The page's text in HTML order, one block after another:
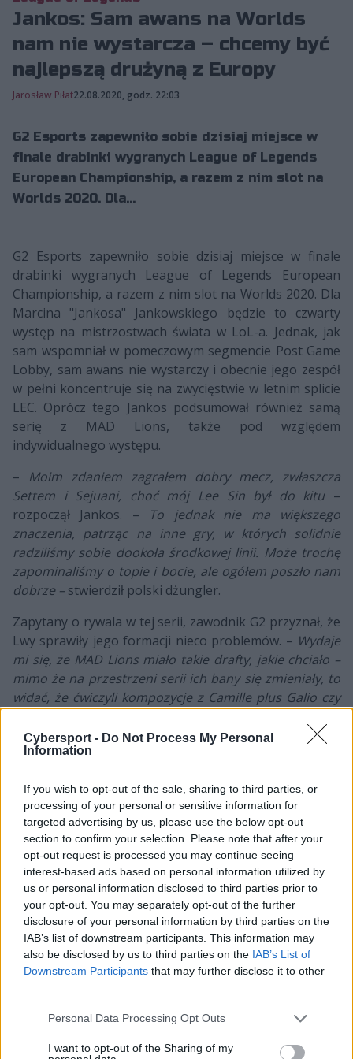
Cybersport - Do Not Process My Personal
Information
If you wish to opt-out of the sale, sharing to third parties, or
processing of your personal or sensitive information for
targeted advertising by us, please use the below opt-out
section to confirm your selection. Please note that after your
opt-out request is processed you may continue seeing
interest-based ads based on personal information utilized by
us or personal information disclosed to third parties prior to
your opt-out. You may separately opt-out of the further
disclosure of your personal information by third parties on the
IAB’s list of downstream participants. This information may
also be disclosed by us to third parties on the IAB’s List of
Downstream Participants that may further disclose it to other
Personal Data Processing Opt Outs
I want to opt-out of the Sharing of my
Jankos: Sam awans na Worlds
nam nie wystarcza – chcemy być
najlepszą drużyną z Europy
Jarosław Piłat22.08.2020, godz. 22:03
G2 Esports zapewniło sobie dzisiaj miejsce w
finale drabinki wygranych League of Legends
European Championship, a razem z nim slot na
Worlds 2020. Dla...
G2 Esports zapewniło sobie dzisiaj miejsce w finale
drabinki wygranych League of Legends European
Championship, a razem z nim slot na Worlds 2020. Dla
Marcina "Jankosa" Jankowskiego będzie to czwarty
występ na mistrzostwach świata w LoL-a. Jednak, jak
sam wspomniał w pomeczowym segmencie Post Game
Lobby, sam awans nie wystarczy i obecnie jego zespół
w pełni koncentruje się na zwycięstwie w letnim splicie
LEC. Oprócz tego Jankos podsumował również samą
serię z MAD Lions, także pod względem
indywidualnego występu.
– Moim zdaniem zagrałem dobry mecz, zwłaszcza
Settem i Sejuani, choć mój Lee Sin był do kitu –
rozpoczął Jankos. –
To jednak nie ma większego
znaczenia, patrząc na inne gry, w których solidnie
radziliśmy sobie dookoła środkowej linii. Może trochę
zapominaliśmy o topie i bocie, ale ogółem poszło nam
dobrze – stwierdził polski dżungler.
Zapytany o rywala w tej serii, zawodnik G2 przyznał, że
Lwy sprawiły jego formacji nieco problemów. – Wydaje
mi się, że MAD Lions miało takie drafty, jakie chciało –
mimo że na przestrzeni serii ich bany się zmieniały, to
widać, że ćwiczyli kompozycje z Camille plus Galio czy
Ponadto nieco sparaliżowałem swoją drużynę,
samemu nie grając Hecarimem, bo w trzeciej grze
Zapewne wybiorę go w przyszłym tygodniu. Może
trochę zdradzam nasze taktyki przedmeczowe, ale nie
sądzę, że przegramy, więc to nie ma znaczenia. W
każdym razie MAD Lions miało solidne drafty i grało
dobrze, ale my w niczym nie ustępowaliśmy. Gdybyśmy
byli G2 ze środka letniego splitu, prawdopodobnie
przegralibyśmy tę serię, ale zagraliśmy znacznie lepiej.
To było wymagające spotkanie i sprawiło mi sporo
frajdy –oznajmił 25-latek.
CZYTAJ TEŻ:
G2 udanie wchodzi w play-offy LEC i
jesienią odwiedzi Szanghaj!
Pojawiło się również pytanie o najnowszego leśnika